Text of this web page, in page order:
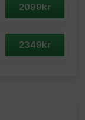
2099kr
2349kr